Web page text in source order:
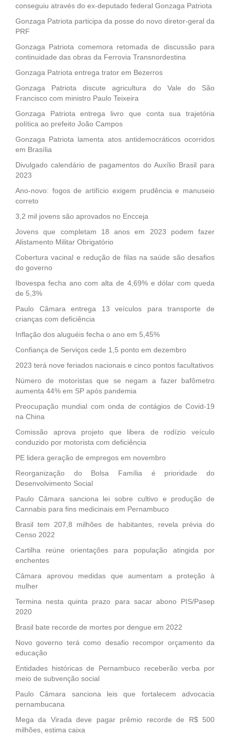
conseguiu através do ex-deputado federal Gonzaga Patriota
Gonzaga Patriota participa da posse do novo diretor-geral da
PRF
Gonzaga Patriota comemora retomada de discussão para
continuidade das obras da Ferrovia Transnordestina
Gonzaga Patriota entrega trator em Bezerros
Gonzaga Patriota discute agricultura do Vale do São
Francisco com ministro Paulo Teixeira
Gonzaga Patriota entrega livro que conta sua trajetória
política ao prefeito João Campos
Gonzaga Patriota lamenta atos antidemocráticos ocorridos
em Brasília
Divulgado calendário de pagamentos do Auxílio Brasil para
2023
Ano-novo: fogos de artifício exigem prudência e manuseio
correto
3,2 mil jovens são aprovados no Encceja
Jovens que completam 18 anos em 2023 podem fazer
Alistamento Militar Obrigatório
Cobertura vacinal e redução de filas na saúde são desafios
do governo
Ibovespa fecha ano com alta de 4,69% e dólar com queda
de 5,3%
Paulo Câmara entrega 13 veículos para transporte de
crianças com deficiência
Inflação dos aluguéis fecha o ano em 5,45%
Confiança de Serviços cede 1,5 ponto em dezembro
2023 terá nove feriados nacionais e cinco pontos facultativos
Número de motoristas que se negam a fazer bafômetro
aumenta 44% em SP após pandemia
Preocupação mundial com onda de contágios de Covid-19
na China
Comissão aprova projeto que libera de rodízio veículo
conduzido por motorista com deficiência
PE lidera geração de empregos em novembro
Reorganização do Bolsa Família é prioridade do
Desenvolvimento Social
Paulo Câmara sanciona lei sobre cultivo e produção de
Cannabis para fins medicinais em Pernambuco
Brasil tem 207,8 milhões de habitantes, revela prévia do
Censo 2022
Cartilha reúne orientações para população atingida por
enchentes
Câmara aprovou medidas que aumentam a proteção à
mulher
Termina nesta quinta prazo para sacar abono PIS/Pasep
2020
Brasil bate recorde de mortes por dengue em 2022
Novo governo terá como desafio recompor orçamento da
educação
Entidades históricas de Pernambuco receberão verba por
meio de subvenção social
Paulo Câmara sanciona leis que fortalecem advocacia
pernambucana
Mega da Virada deve pagar prêmio recorde de R$ 500
milhões, estima caixa